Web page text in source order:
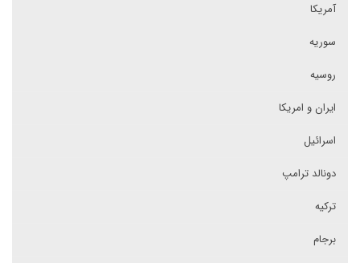
آمریکا
سوریه
روسیه
ایران و امریکا
اسرائیل
دونالد ترامپ
ترکیه
برجام